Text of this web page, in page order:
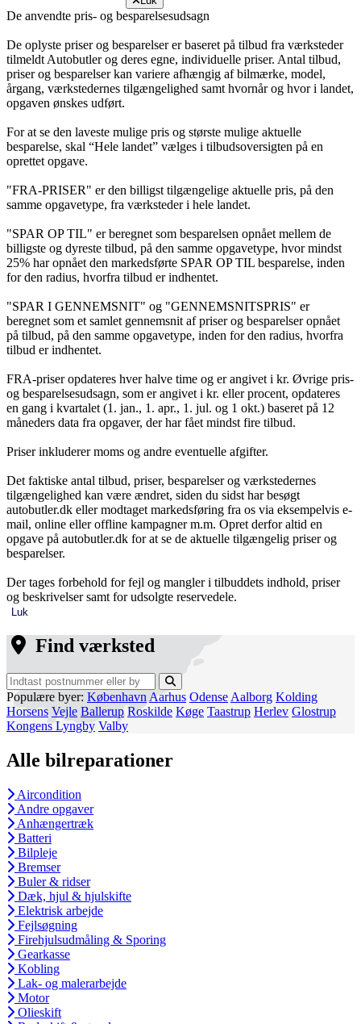
De anvendte pris- og besparelsesudsagn
De oplyste priser og besparelser er baseret på tilbud fra værksteder
tilmeldt Autobutler og deres egne, individuelle priser. Antal tilbud,
priser og besparelser kan variere afhængig af bilmærke, model,
årgang, værkstedernes tilgængelighed samt hvornår og hvor i landet,
opgaven ønskes udført.
For at se den laveste mulige pris og største mulige aktuelle
besparelse, skal “Hele landet” vælges i tilbudsoversigten på en
oprettet opgave.
"FRA-PRISER" er den billigst tilgængelige aktuelle pris, på den
samme opgavetype, fra værksteder i hele landet.
"SPAR OP TIL" er beregnet som besparelsen opnået mellem de
billigste og dyreste tilbud, på den samme opgavetype, hvor mindst
25% har opnået den markedsførte SPAR OP TIL besparelse, inden
for den radius, hvorfra tilbud er indhentet.
"SPAR I GENNEMSNIT" og "GENNEMSNITSPRIS" er
beregnet som et samlet gennemsnit af priser og besparelser opnået
på tilbud, på den samme opgavetype, inden for den radius, hvorfra
tilbud er indhentet.
FRA-priser opdateres hver halve time og er angivet i kr. Øvrige pris-
og besparelsesudsagn, som er angivet i kr. eller procent, opdateres
en gang i kvartalet (1. jan., 1. apr., 1. jul. og 1 okt.) baseret på 12
måneders data fra opgaver, der har fået mindst fire tilbud.
Priser inkluderer moms og andre eventuelle afgifter.
Det faktiske antal tilbud, priser, besparelser og værkstedernes
tilgængelighed kan være ændret, siden du sidst har besøgt
autobutler.dk eller modtaget markedsføring fra os via eksempelvis e-
mail, online eller offline kampagner m.m. Opret derfor altid en
opgave på autobutler.dk for at se de aktuelle tilgængelig priser og
besparelser.
Der tages forbehold for fejl og mangler i tilbuddets indhold, priser
og beskrivelser samt for udsolgte reservedele.
Luk
Find værksted
Populære byer: København Aarhus Odense Aalborg Kolding
Horsens Vejle Ballerup Roskilde Køge Taastrup Herlev Glostrup
Kongens Lyngby Valby
Alle bilreparationer
Aircondition
Andre opgaver
Anhængertræk
Batteri
Bilpleje
Bremser
Buler & ridser
Dæk, hjul & hjulskifte
Elektrisk arbejde
Fejlsøgning
Firehjulsudmåling & Sporing
Gearkasse
Kobling
Lak- og malerarbejde
Motor
Olieskift